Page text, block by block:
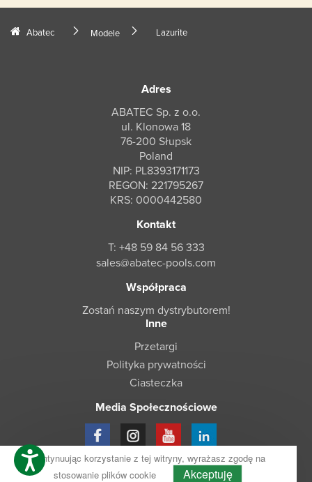
Abatec Modele Lazurite
Adres
ABATEC Sp. z o.o.
ul. Klonowa 18
76-200 Słupsk
Poland
NIP: PL8393171173
REGON: 221795267
KRS: 0000442580
Kontakt
T: +48 59 84 56 333
sales@abatec-pools.com
Współpraca
Zostań naszym dystrybutorem!
Inne
Przetargi
Polityka prywatności
Ciasteczka
Media Społecznościowe
© ABATEC 2026
Kontynuując korzystanie z tej witryny, wyrażasz zgodę na
stosowanie plików cookie
Akceptuję